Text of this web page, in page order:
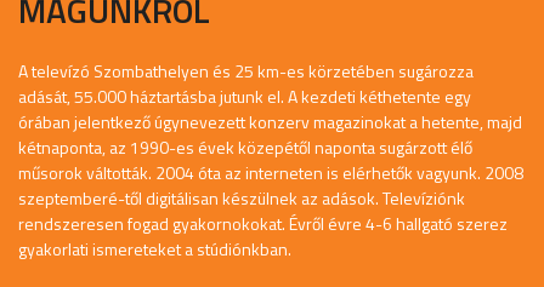
A televízó Szombathelyen és 25 km-es körzetében sugározza
adását, 55.000 háztartásba jutunk el. A kezdeti kéthetente egy
órában jelentkező úgynevezett konzerv magazinokat a hetente, majd
kétnaponta, az 1990-es évek közepétől naponta sugárzott élő
műsorok váltották. 2004 óta az interneten is elérhetők vagyunk. 2008
szeptemberé-től digitálisan készülnek az adások. Televíziónk
rendszeresen fogad gyakornokokat. Évről évre 4-6 hallgató szerez
gyakorlati ismereteket a stúdiónkban.